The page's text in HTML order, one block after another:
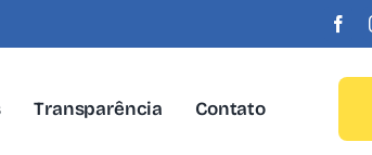
Transparência Contato